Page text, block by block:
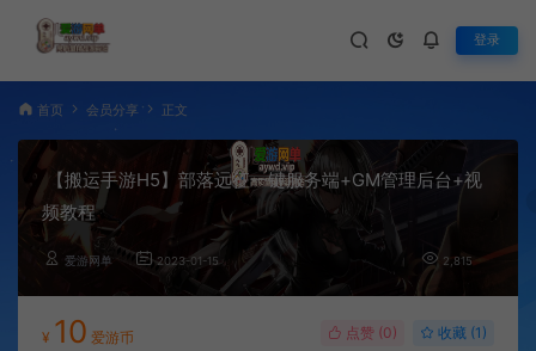
登录
首页 会员分享 正文
【搬运手游H5】部落远征一键服务端+GM管理后台+视
频教程
爱游网单 2023-01-15 2,815
¥ 10 爱游币 点赞 (0) 收藏 (1)